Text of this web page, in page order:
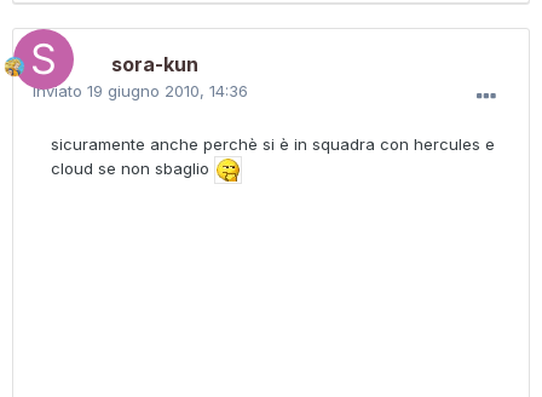
sora-kun
Inviato 19 giugno 2010, 14:36
sicuramente anche perchè si è in squadra con hercules e
cloud se non sbaglio